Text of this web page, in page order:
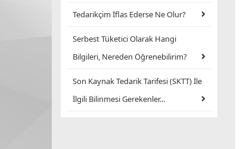
Tedarikçim İflas Ederse Ne Olur?
Serbest Tüketici Olarak Hangi
Bilgileri, Nereden Öğrenebilirim?
Son Kaynak Tedarik Tarifesi (SKTT) İle
İlgili Bilinmesi Gerekenler...